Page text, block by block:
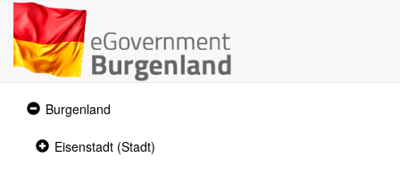
Expanded
section
Burgenland
Collapsed
Eisenstadt (Stadt)